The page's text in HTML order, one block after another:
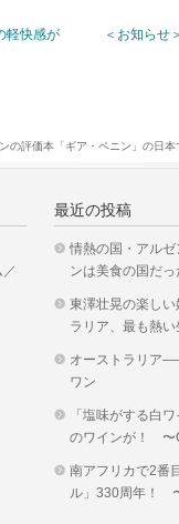
軽快感が
＜お知らせ
の評価本「ギア・ペニン」の日
最近の投稿
情熱の国・アル
ンは美食の国だっ
東澤壮晃の楽し
ラリア、最も熱
オーストラリア
ワン
「塩味がする白
のワインが！ 〜
南アフリカで2番
ル」330周年！